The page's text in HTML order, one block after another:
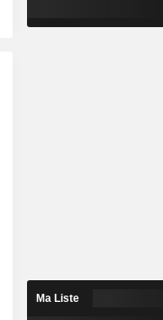
Ma Liste